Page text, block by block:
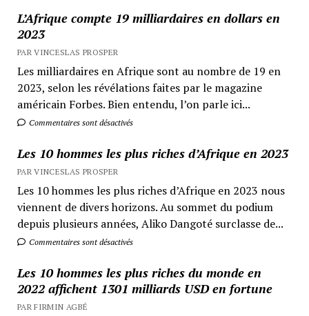
L’Afrique compte 19 milliardaires en dollars en
2023
PAR VINCESLAS PROSPER
Les milliardaires en Afrique sont au nombre de 19 en
2023, selon les révélations faites par le magazine
américain Forbes. Bien entendu, l’on parle ici...
Commentaires sont désactivés
Les 10 hommes les plus riches d’Afrique en 2023
PAR VINCESLAS PROSPER
Les 10 hommes les plus riches d’Afrique en 2023 nous
viennent de divers horizons. Au sommet du podium
depuis plusieurs années, Aliko Dangoté surclasse de...
Commentaires sont désactivés
Les 10 hommes les plus riches du monde en
2022 affichent 1301 milliards USD en fortune
PAR FIRMIN AGBÉ